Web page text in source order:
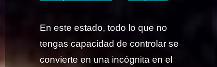
En este estado, todo lo que no
tengas capacidad de controlar se
convierte en una incógnita en el